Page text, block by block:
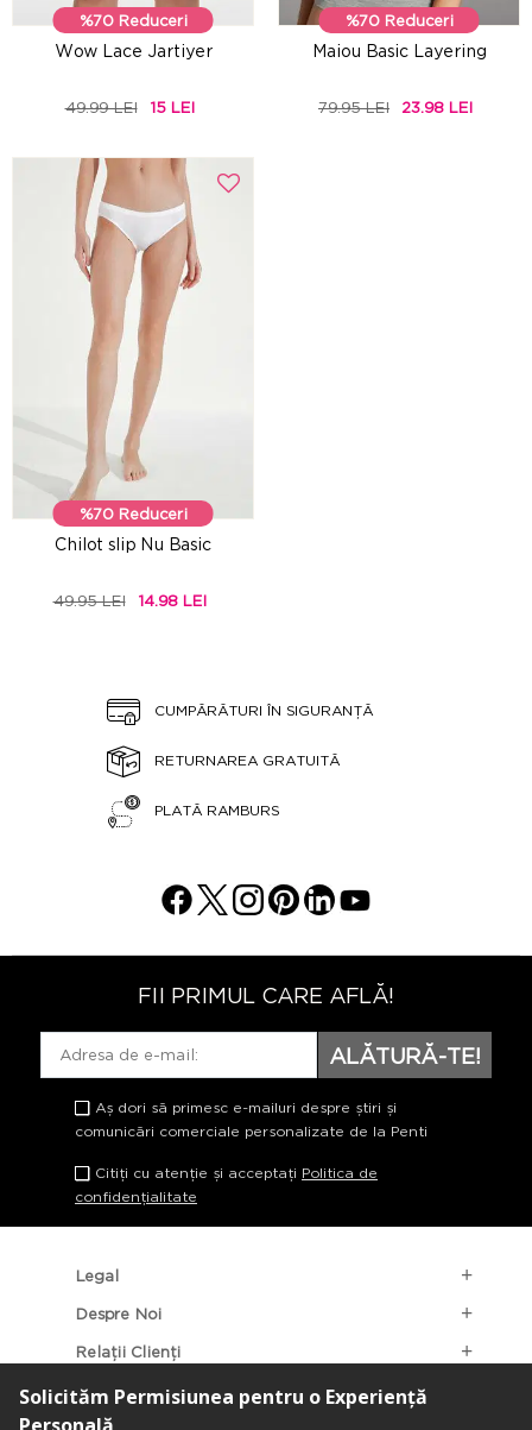
%70 Reduceri
Wow Lace Jartiyer
49.99 LEI 15 LEI
%70 Reduceri
Maiou Basic Layering
79.95 LEI 23.98 LEI
%70 Reduceri
Chilot slip Nu Basic
49.95 LEI 14.98 LEI
CUMPĂRĂTURI ÎN SIGURANȚĂ
RETURNAREA GRATUITĂ
PLATĂ RAMBURS
FII PRIMUL CARE AFLĂ!
ALĂTURĂ-TE!
Aș dori să primesc e-mailuri despre știri și
comunicări comerciale personalizate de la Penti
Citiți cu atenție și acceptați Politica de
confidențialitate
Legal
Despre Noi
Relații Clienți
Categorii Populare